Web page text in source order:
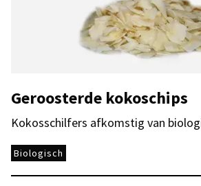
Geroosterde kokoschips
Kokosschilfers afkomstig van
Biologisch